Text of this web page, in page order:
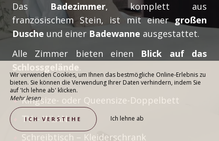
Das Badezimmer, komplett aus
französischem Stein, ist mit einergroßen
Dusche und einer Badewanne ausgestattet.
Alle Zimmer bieten einen Blick auf das
Schlossgelände.
Kingsize- oder Queensize-Doppelbett
TV – WLAN
Schreibtisch – Kleiderschrank
Wir verwenden Cookies, um Ihnen das bestmögliche Online-Erlebnis zu
bieten. Sie können die Verwendung Ihrer Daten verhindern, indem Sie
auf 'Ich lehne ab' klicken.
Mehr lesen
ICH VERSTEHE Ich lehne ab